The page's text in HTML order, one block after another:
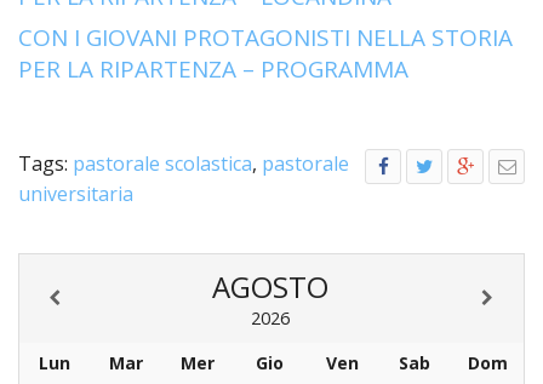
CON I GIOVANI PROTAGONISTI NELLA STORIA
PER LA RIPARTENZA – PROGRAMMA
Tags: pastorale scolastica, pastorale
universitaria
AGOSTO
2026
Lun
Mar Mer Gio Ven Sab
Dom